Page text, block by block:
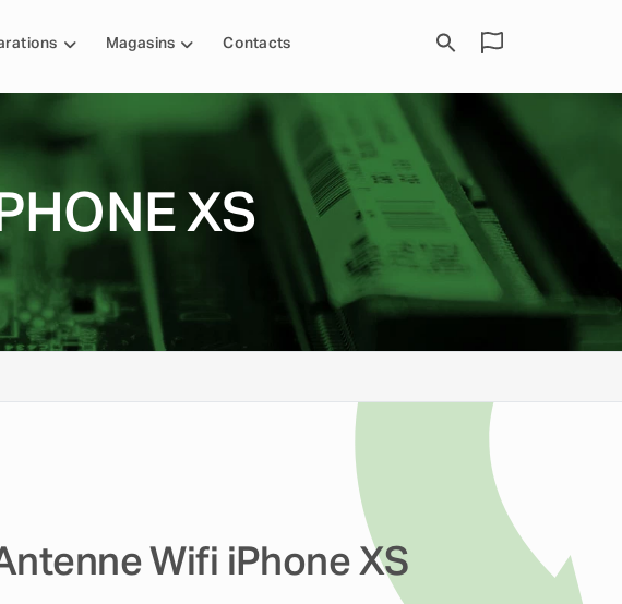
Magasins Contacts
XS
Wifi iPhone XS